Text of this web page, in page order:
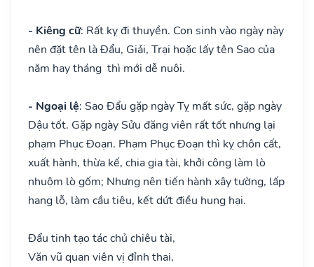
- Kiêng cữ: Rất kỵ đi thuyền. Con sinh vào ngày này
nên đặt tên là Đẩu, Giải, Trại hoặc lấy tên Sao của
năm hay tháng thì mới dễ nuôi.
- Ngoại lệ: Sao Đẩu gặp ngày Tỵ mất sức, gặp ngày
Dậu tốt. Gặp ngày Sửu đăng viên rất tốt nhưng lại
phạm Phục Đoạn. Phạm Phục Đoạn thì kỵ chôn cất,
xuất hành, thừa kế, chia gia tài, khởi công làm lò
nhuộm lò gốm; Nhưng nên tiến hành xây tường, lấp
hang lỗ, làm cầu tiêu, kết dứt điều hung hại.
Đẩu tinh tạo tác chủ chiêu tài,
Văn vũ quan viên vị đỉnh thai,